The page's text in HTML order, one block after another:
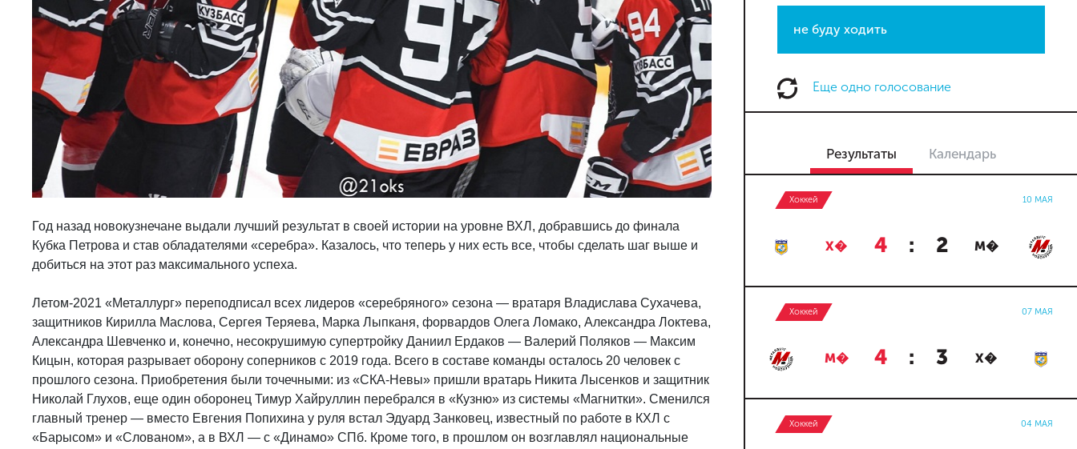
Год назад новокузнечане выдали лучший результат в своей истории на уровне ВХЛ, добравшись до финала
Кубка Петрова и став обладателями «серебра». Казалось, что теперь у них есть все, чтобы сделать шаг выше и
добиться на этот раз максимального успеха.
Летом-2021 «Металлург» переподписал всех лидеров «серебряного» сезона — вратаря Владислава Сухачева,
защитников Кирилла Маслова, Сергея Теряева, Марка Лыпканя, форвардов Олега Ломако, Александра Локтева,
Александра Шевченко и, конечно, несокрушимую супертройку Даниил Ердаков — Валерий Поляков — Максим
Кицын, которая разрывает оборону соперников с 2019 года. Всего в составе команды осталось 20 человек с
прошлого сезона. Приобретения были точечными: из «СКА-Невы» пришли вратарь Никита Лысенков и защитник
Николай Глухов, еще один оборонец Тимур Хайруллин перебрался в «Кузню» из системы «Магнитки». Сменился
главный тренер — вместо Евгения Попихина у руля встал Эдуард Занковец, известный по работе в КХЛ с
«Барысом» и «Слованом», а в ВХЛ — с «Динамо» СПб. Кроме того, в прошлом он возглавлял национальные
не буду ходить
Еще одно голосование
Результаты Календарь
Хоккей 10 МАЯ
Х� 4 : 2 М�
Хоккей 07 МАЯ
М� 4 : 3 Х�
Хоккей 04 МАЯ